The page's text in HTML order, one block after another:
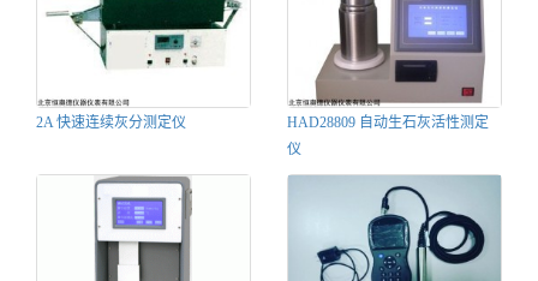
2A 快速连续灰分测定仪
HAD28809 自动生石灰活性测定
仪